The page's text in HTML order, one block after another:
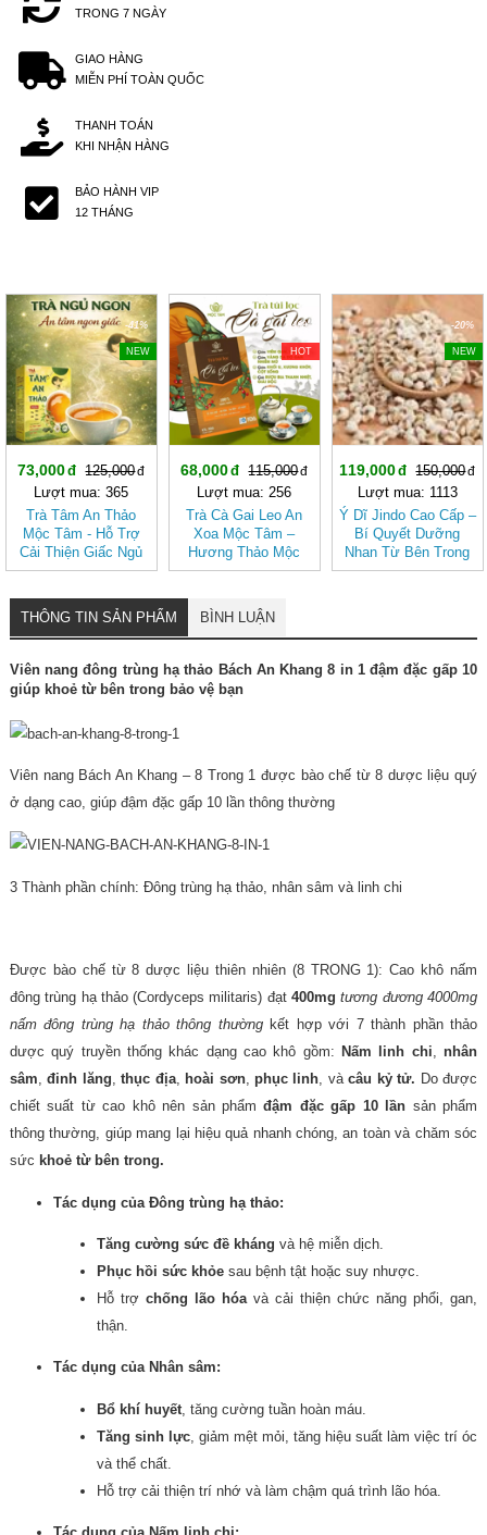
TRONG 7 NGÀY
GIAO HÀNG
MIỄN PHÍ TOÀN QUỐC
THANH TOÁN
KHI NHẬN HÀNG
BẢO HÀNH VIP
12 THÁNG
-41%
NEW
73,000
125,000
Lượt mua: 365
Trà Tâm An Thảo
Mộc Tâm - Hỗ Trợ
Cải Thiện Giấc Ngủ
(Hộp 30 túi lọc)
-40%
HOT
68,000
115,000
Lượt mua: 256
Trà Cà Gai Leo An
Xoa Mộc Tâm –
Hương Thảo Mộc
Cho Ngày Thư Thái
-20%
NEW
119,000
150,000
Lượt mua: 1113
Ý Dĩ Jindo Cao Cấp –
Bí Quyết Dưỡng
Nhan Từ Bên Trong
THÔNG TIN SẢN PHẨM BÌNH LUẬN
Viên nang đông trùng hạ thảo Bách An Khang 8 in 1 đậm đặc gấp 10
giúp khoẻ từ bên trong bảo vệ bạn
Viên nang Bách An Khang – 8 Trong 1 được bào chế từ 8 dược liệu quý
ở dạng cao, giúp đậm đặc gấp 10 lần thông thường
3 Thành phần chính: Đông trùng hạ thảo, nhân sâm và linh chi
Được bào chế từ 8 dược liệu thiên nhiên (8 TRONG 1): Cao khô nấm
đông trùng hạ thảo (Cordyceps militaris) đạt400mgtương đương 4000mg
nấm đông trùng hạ thảo thông thường kết hợp với 7 thành phần thảo
dược quý truyền thống khác dạng cao khô gồm: Nấm linh chi,nhân
sâm,đinh lăng,thục địa, hoài sơn,phục linh, vàcâu kỷ tử. Do được
chiết suất từ cao khô nên sản phẩmđậm đặc gấp 10 lần sản phẩm
thông thường, giúp mang lại hiệu quả nhanh chóng, an toàn và chăm sóc
sức khoẻ từ bên trong.
Tác dụng của Đông trùng hạ thảo:
Tăng cường sức đề kháng và hệ miễn dịch.
Phục hồi sức khỏesau bệnh tật hoặc suy nhược.
Hỗ trợ chống lão hóavà cải thiện chức năng phổi, gan,
thận.
Tác dụng của Nhân sâm:
Bổ khí huyết, tăng cường tuần hoàn máu.
Tăng sinh lực, giảm mệt mỏi, tăng hiệu suất làm việc trí óc
và thể chất.
Hỗ trợ cải thiện trí nhớ và làm chậm quá trình lão hóa.